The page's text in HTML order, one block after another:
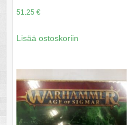
51.25 €
Lisää ostoskoriin